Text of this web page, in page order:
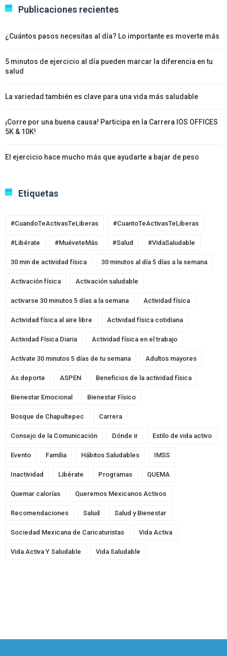
Publicaciones recientes
¿Cuántos pasos necesitas al día? Lo importante es moverte más
5 minutos de ejercicio al día pueden marcar la diferencia en tu
salud
La variedad también es clave para una vida más saludable
¡Corre por una buena causa! Participa en la Carrera IOS OFFICES
5K & 10K!
El ejercicio hace mucho más que ayudarte a bajar de peso
Etiquetas
#CuandoTeActivasTeLiberas #CuantoTeActivasTeLiberas
#Libérate #MuéveteMás #Salud #VidaSaludable
30 min de actividad física 30 minutos al día 5 días a la semana
Activación física Activación saludable
activarse 30 minutos 5 días a la semana Actividad física
Actividad física al aire libre Actividad física cotidiana
Actividad Física Diaria Actividad física en el trabajo
Actívate 30 minutos 5 días de tu semana Adultos mayores
As deporte ASPEN Beneficios de la actividad física
Bienestar Emocional Bienestar Físico
Bosque de Chapultepec Carrera
Consejo de la Comunicación Dónde ir Estilo de vida activo
Evento Familia Hábitos Saludables IMSS
Inactividad Libérate Programas QUEMA
Quemar calorías Queremos Mexicanos Activos
Recomendaciones Salud Salud y Bienestar
Sociedad Mexicana de Caricaturistas Vida Activa
Vida Activa Y Saludable Vida Saludable